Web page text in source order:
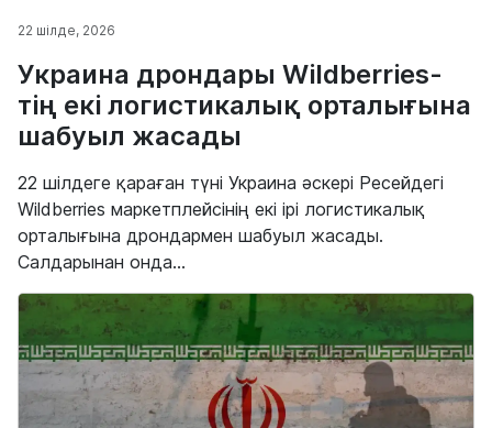
22 шілде, 2026
Украина дрондары Wildberries-
тің екі логистикалық орталығына
шабуыл жасады
22 шілдеге қараған түні Украина әскері Ресейдегі
Wildberries маркетплейсінің екі ірі логистикалық
орталығына дрондармен шабуыл жасады.
Салдарынан онда...